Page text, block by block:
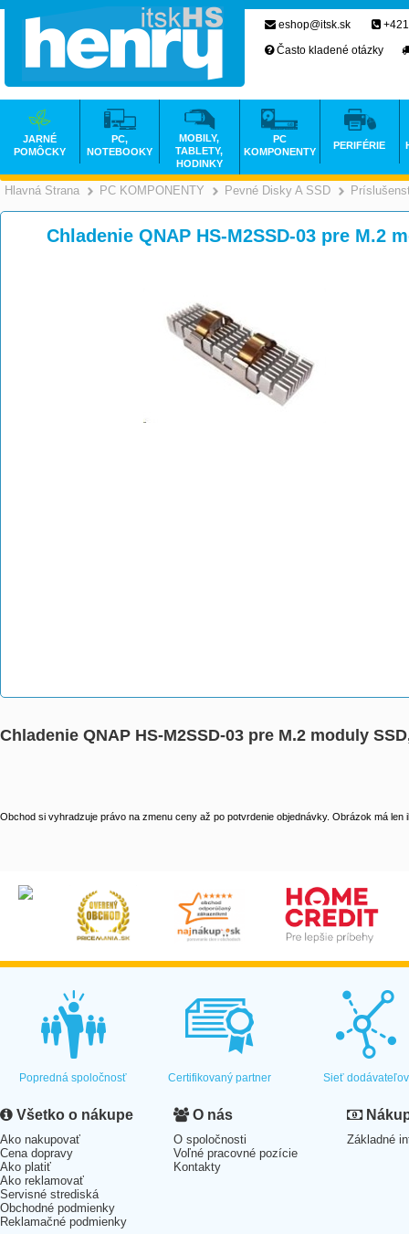
Hlavná Strana >
PC KOMPONENTY >
Pevné Disky A SSD
Chladenie QNAP HS-M2SSD-03 pre M.2
Chladenie QNAP HS-M2SSD-03 pre M.2 moduly
Obchod si vyhradzuje právo na zmenu ceny až po potvrdenie objednávky. Obrázok má len
eshop@itsk.sk
Často kladené otázky
JARNÉ
POMÔCKY
PC,
NOTEBOOKY
MOBILY,
TABLETY,
HODINKY
PC
KOMPONENTY
PERIFÉRIE
Popredná spoločnosť Certifikovaný partner Sieť dodávateľov
Všetko o nákupe
Ako nakupovať
Cena dopravy
Ako platiť
Ako reklamovať
Servisné strediská
Obchodné podmienky
Reklamačné podmienky
O nás
O spoločnosti
Voľné pracovné pozície
Kontakty
Základné